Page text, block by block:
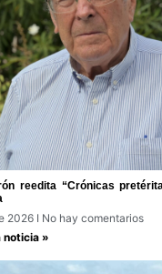
reedita “Crónicas
2026
No hay comentarios
noticia »